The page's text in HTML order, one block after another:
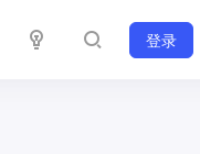
登录